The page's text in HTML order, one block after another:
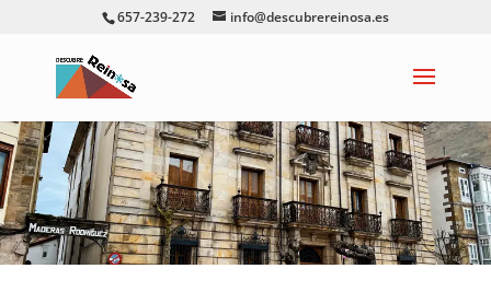
657-239-272 info@descubrereinosa.es